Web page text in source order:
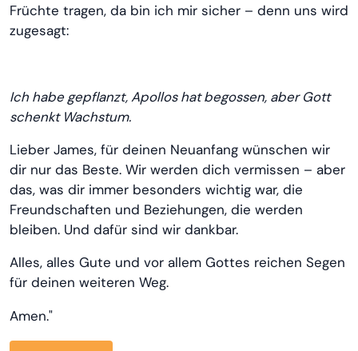
Früchte tragen, da bin ich mir sicher – denn uns wird
zugesagt:
Ich habe gepflanzt, Apollos hat begossen, aber Gott
schenkt Wachstum.
Lieber James, für deinen Neuanfang wünschen wir
dir nur das Beste. Wir werden dich vermissen – aber
das, was dir immer besonders wichtig war, die
Freundschaften und Beziehungen, die werden
bleiben. Und dafür sind wir dankbar.
Alles, alles Gute und vor allem Gottes reichen Segen
für deinen weiteren Weg.
Amen."